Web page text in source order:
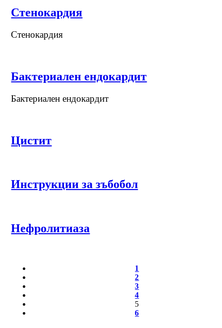
Стенокардия
Стенокардия
Бактериален ендокардит
Бактериален ендокардит
Цистит
Инструкции за зъбобол
Нефролитиаза
1
2
3
4
5
6